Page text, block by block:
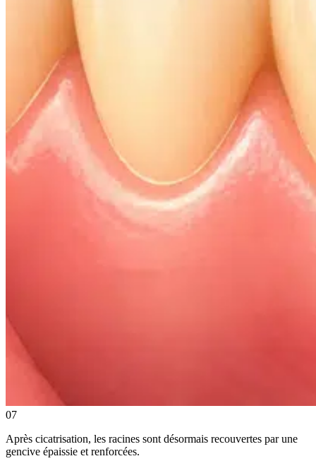
07
Après cicatrisation, les racines sont désormais recouvertes par une
gencive épaissie et renforcées.